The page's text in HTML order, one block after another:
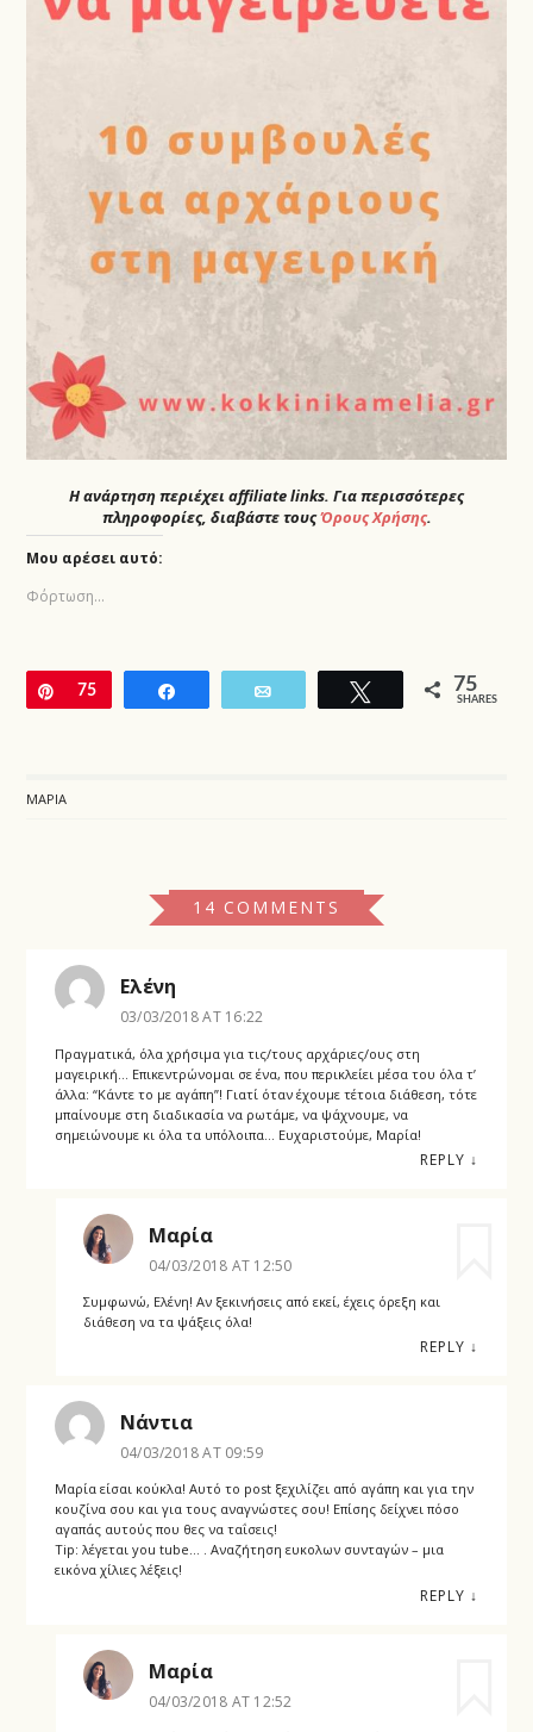
Η ανάρτηση περιέχει affiliate links. Για περισσότερες
πληροφορίες, διαβάστε τουςΌρους Χρήσης.
Μου αρέσει αυτό:
Φόρτωση...
Pin
75 Tweet 75
SHARES
ΜΑΡΊΑ
14 COMMENTS
Ελένη
03/03/2018 AT 16:22
Πραγματικά, όλα χρήσιμα για τις/τους αρχάριες/ους στη
μαγειρική… Επικεντρώνομαι σε ένα, που περικλείει μέσα του όλα τ’
άλλα: “Κάντε το με αγάπη”! Γιατί όταν έχουμε τέτοια διάθεση, τότε
μπαίνουμε στη διαδικασία να ρωτάμε, να ψάχνουμε, να
σημειώνουμε κι όλα τα υπόλοιπα… Ευχαριστούμε, Μαρία!
REPLY ↓
Μαρία
04/03/2018 AT 12:50
Συμφωνώ, Ελένη! Αν ξεκινήσεις από εκεί, έχεις όρεξη και
διάθεση να τα ψάξεις όλα!
REPLY ↓
Νάντια
04/03/2018 AT 09:59
Μαρία είσαι κούκλα! Αυτό το post ξεχιλίζει από αγάπη και για την
κουζίνα σου και για τους αναγνώστες σου! Επίσης δείχνει πόσο
αγαπάς αυτούς που θες να ταΐσεις!
Tip: λέγεται you tube… . Αναζήτηση ευκολων συνταγών – μια
εικόνα χίλιες λέξεις!
REPLY ↓
Μαρία
04/03/2018 AT 12:52